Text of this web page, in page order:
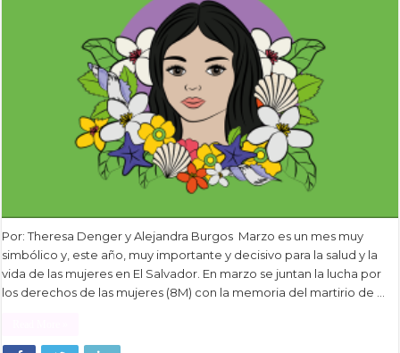
Por: Theresa Denger y Alejandra Burgos Marzo es un mes muy
simbólico y, este año, muy importante y decisivo para la salud y la
vida de las mujeres en El Salvador. En marzo se juntan la lucha por
los derechos de las mujeres (8M) con la memoria del martirio de …